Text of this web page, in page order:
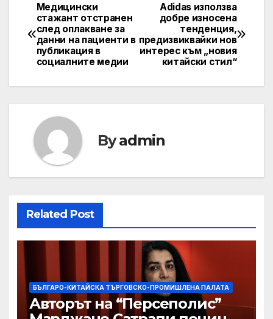
Post
navigation
Adidas използва
добре износена
тенденция,
предизвиквайки нов
интерес към „новия
китайски стил“
Медицински
стажант отстранен
след оплакване за
данни на пациенти в
публикация в
социалните медии
Byadmin
Related Post
БЪЛГАРО-КИТАЙСКА ТЪРГОВСКО-ПРОМИШЛЕНА ПАЛАТА
Авторът на “Персеполис”